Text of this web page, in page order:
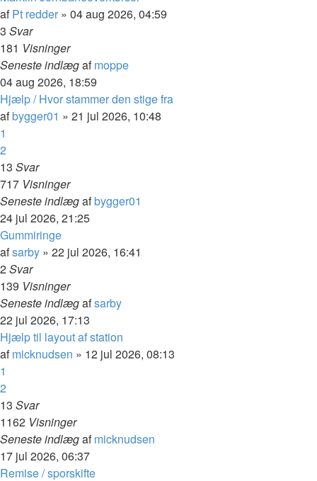
afPt redder » 04 aug 2026, 04:59
3 Svar
181 Visninger
Seneste indlægafmoppe
04 aug 2026, 18:59
Hjælp / Hvor stammer den stige fra
afbygger01 » 21 jul 2026, 10:48
1
2
13 Svar
717 Visninger
Seneste indlægafbygger01
24 jul 2026, 21:25
Gummiringe
afsarby » 22 jul 2026, 16:41
2Svar
139 Visninger
Seneste indlægafsarby
22 jul 2026, 17:13
Hjælp til layout af station
afmicknudsen » 12 jul 2026, 08:13
1
2
13 Svar
1162 Visninger
Seneste indlægafmicknudsen
17 jul 2026, 06:37
Remise / sporskifte